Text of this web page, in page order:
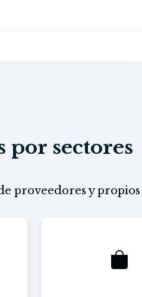
por sectores
proveedores y propios